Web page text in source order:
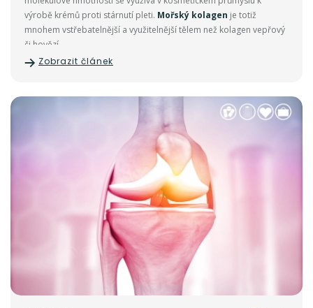
výrobě krémů proti stárnutí pleti. Mořský kolagen je totiž
mnohem vstřebatelnější a využitelnější tělem než kolagen vepřový
či hovězí.
Zobrazit článek